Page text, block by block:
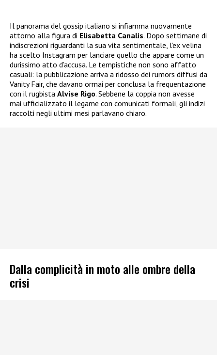
Il panorama del gossip italiano si infiamma nuovamente
attorno alla figura di Elisabetta Canalis. Dopo settimane di
indiscrezioni riguardanti la sua vita sentimentale, l’ex velina
ha scelto Instagram per lanciare quello che appare come un
durissimo atto d’accusa. Le tempistiche non sono affatto
casuali: la pubblicazione arriva a ridosso dei rumors diffusi da
Vanity Fair, che davano ormai per conclusa la frequentazione
con il rugbista Alvise Rigo. Sebbene la coppia non avesse
mai ufficializzato il legame con comunicati formali, gli indizi
raccolti negli ultimi mesi parlavano chiaro.
Dalla complicità in moto alle ombre della
crisi